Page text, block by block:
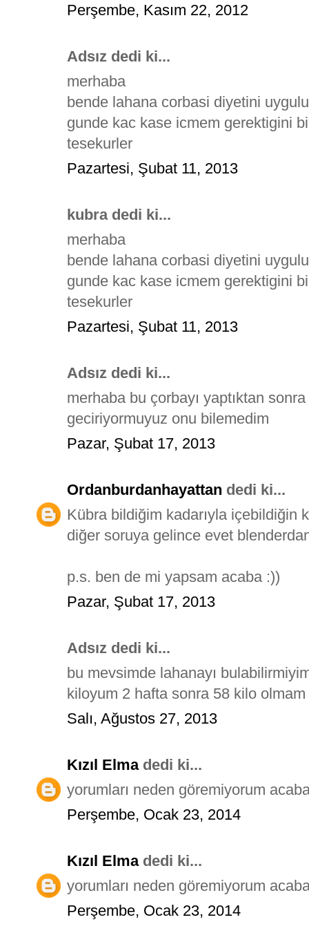
Perşembe, Kasım 22, 2012
Adsız dedi ki...
merhaba
bende lahana corbasi diyetini
gunde kac kase icmem gerektigini
tesekurler
Pazartesi, Şubat 11, 2013
kubra dedi ki...
merhaba
bende lahana corbasi diyetini
gunde kac kase icmem gerektigini
tesekurler
Pazartesi, Şubat 11, 2013
Adsız dedi ki...
merhaba bu çorbayı yaptıktan
geciriyormuyuz onu bilemedim
Pazar, Şubat 17, 2013
Ordanburdanhayattan dedi ki...
Kübra bildiğim kadarıyla içebildiğin
diğer soruya gelince evet
p.s. ben de mi yapsam acaba :))
Pazar, Şubat 17, 2013
Adsız dedi ki...
bu mevsimde lahanayı
kiloyum 2 hafta sonra 58 kilo olmam
Salı, Ağustos 27, 2013
Kızıl Elmadedi ki...
yorumları neden göremiyorum
Perşembe, Ocak 23, 2014
Kızıl Elmadedi ki...
yorumları neden göremiyorum
Perşembe, Ocak 23, 2014